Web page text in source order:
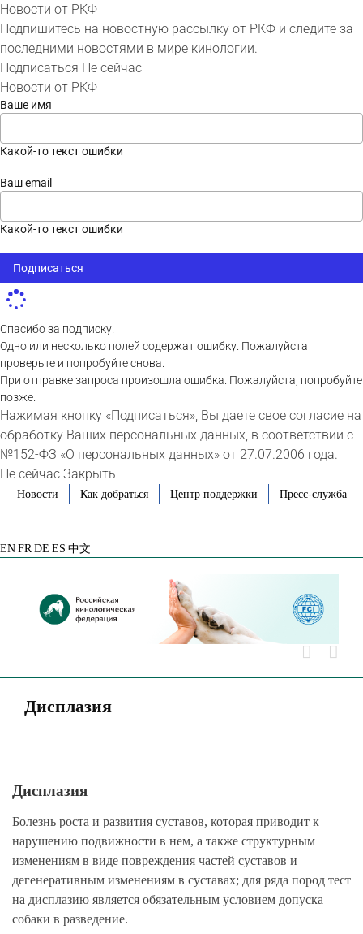
Новости от РКФ
Подпишитесь на новостную рассылку от РКФ и следите за
последними новостями в мире кинологии.
Подписаться Не сейчас
Новости от РКФ
Ваше имя
Какой-то текст ошибки
Ваш email
Какой-то текст ошибки
Подписаться
Спасибо за подписку.
Одно или несколько полей содержат ошибку. Пожалуйста
проверьте и попробуйте снова.
При отправке запроса произошла ошибка. Пожалуйста, попробуйте
позже.
Нажимая кнопку «Подписаться», Вы даете свое согласие на
обработку Ваших персональных данных, в соответствии с
№152-ФЗ «О персональных данных» от 27.07.2006 года.
Не сейчас Закрыть
SkipНовости Как добраться Центр поддержки Пресс-служба
EN FR DE ES 中文
Дисплазия
Дисплазия
Болезнь роста и развития суставов, которая приводит к
нарушению подвижности в нем, а также структурным
изменениям в виде повреждения частей суставов и
дегенеративным изменениям в суставах; для ряда пород тест
на дисплазию является обязательным условием допуска
собаки в разведение.